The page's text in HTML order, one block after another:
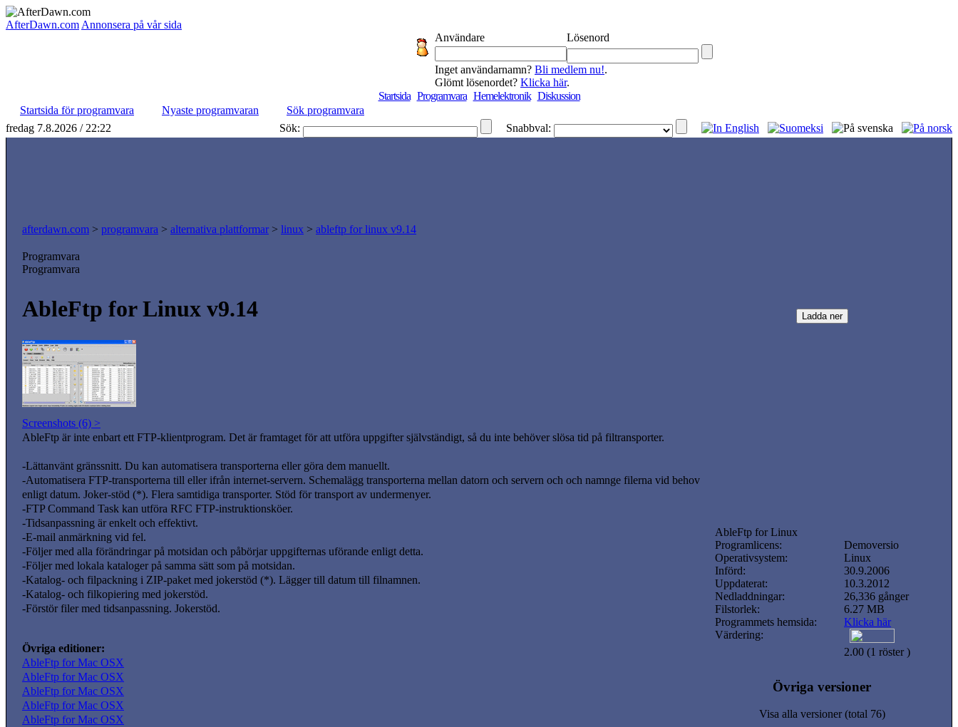
AfterDawn.com Annonsera på vår sida
Användare
Lösenord
Inget användarnamn? Bli medlem nu!.
Glömt lösenordet? Klicka här.
Startsida Programvara Hemelektronik Diskussion
Startsida för programvara
Nyaste programvaran
Sök programvara
fredag 7.8.2026 / 22:22
Sök: Snabbval:
afterdawn.com > programvara > alternativa plattformar > linux > ableftp for linux v9.14
Programvara
Programvara
AbleFtp for Linux v9.14
Screenshots (6) >
AbleFtp är inte enbart ett FTP-klientprogram. Det är framtaget för att utföra uppgifter självständigt, så du inte behöver slösa tid på filtransporter.
-Lättanvänt gränssnitt. Du kan automatisera transporterna eller göra dem manuellt.
-Automatisera FTP-transporterna till eller ifrån internet-servern. Schemalägg transporterna mellan datorn och servern och och namnge filerna vid behov
enligt datum. Joker-stöd (*). Flera samtidiga transporter. Stöd för transport av undermenyer.
-FTP Command Task kan utföra RFC FTP-instruktionsköer.
-Tidsanpassning är enkelt och effektivt.
-E-mail anmärkning vid fel.
-Följer med alla förändringar på motsidan och påbörjar uppgifternas uförande enligt detta.
-Följer med lokala kataloger på samma sätt som på motsidan.
-Katalog- och filpackning i ZIP-paket med jokerstöd (*). Lägger till datum till filnamnen.
-Katalog- och filkopiering med jokerstöd.
-Förstör filer med tidsanpassning. Jokerstöd.
Övriga editioner:
AbleFtp for Mac OSX
AbleFtp for Mac OSX
AbleFtp for Mac OSX
AbleFtp for Mac OSX
AbleFtp for Mac OSX
AbleFtp for Linux
Programlicens:
Demoversio
Operativsystem:
Linux
Införd:
30.9.2006
Uppdaterat:
10.3.2012
Nedladdningar:
26,336 gånger
Filstorlek:
6.27 MB
Programmets hemsida:
Klicka här
Värdering:
2.00 (1 röster )
Övriga versioner
Visa alla versioner (total 76)